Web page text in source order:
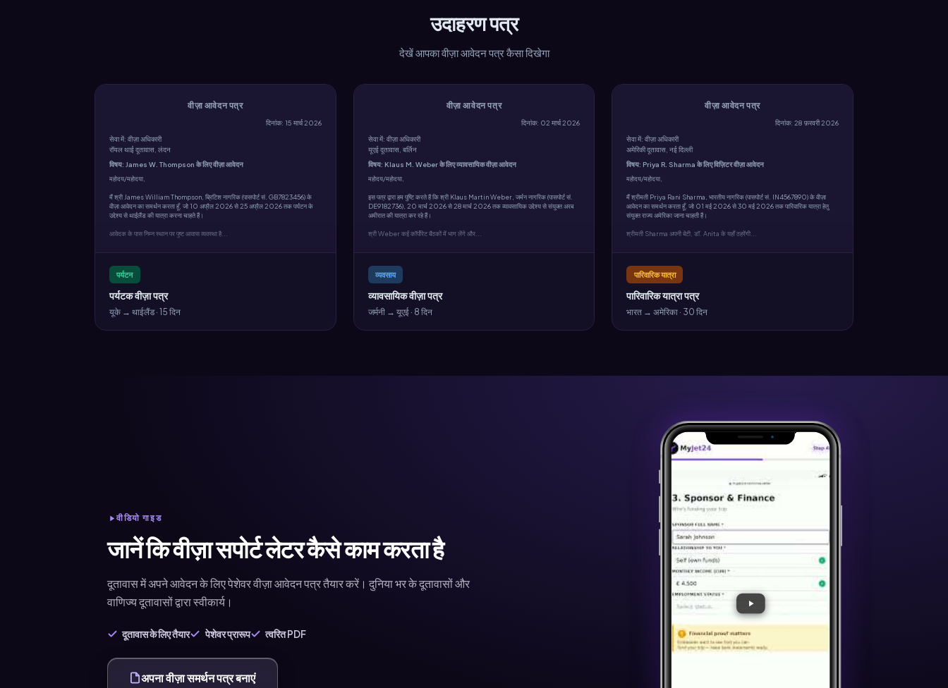
उदाहरण पत्र
देखें आपका वीज़ा आवेदन पत्र कैसा दिखेगा
वीज़ा आवेदन पत्र
दिनांक: 15 मार्च 2026
सेवा में: वीज़ा अधिकारी
रॉयल थाई दूतावास, लंदन
विषय: James W. Thompson के लिए वीज़ा आवेदन
महोदय/महोदया,
मैं श्री James William Thompson, ब्रिटिश नागरिक (पासपोर्ट सं. GB7823456) के
वीज़ा आवेदन का समर्थन करता हूँ, जो 10 अप्रैल 2026 से 25 अप्रैल 2026 तक पर्यटन के
उद्देश्य से थाईलैंड की यात्रा करना चाहते हैं।
आवेदक के पास निम्न स्थान पर पुष्ट आवास व्यवस्था है...
पर्यटन
पर्यटक वीज़ा पत्र
यूके → थाईलैंड · 15 दिन
वीज़ा आवेदन पत्र
दिनांक: 02 मार्च 2026
सेवा में: वीज़ा अधिकारी
यूएई दूतावास, बर्लिन
विषय: Klaus M. Weber के लिए व्यावसायिक वीज़ा आवेदन
महोदय/महोदया,
इस पत्र द्वारा हम पुष्टि करते हैं कि श्री Klaus Martin Weber, जर्मन नागरिक (पासपोर्ट सं.
DE9182736), 20 मार्च 2026 से 28 मार्च 2026 तक व्यावसायिक उद्देश्य से संयुक्त अरब
अमीरात की यात्रा कर रहे हैं।
श्री Weber कई कॉर्पोरेट बैठकों में भाग लेंगे और...
व्यवसाय
व्यावसायिक वीज़ा पत्र
जर्मनी → यूएई · 8 दिन
वीज़ा आवेदन पत्र
दिनांक: 28 फ़रवरी 2026
सेवा में: वीज़ा अधिकारी
अमेरिकी दूतावास, नई दिल्ली
विषय: Priya R. Sharma के लिए विज़िटर वीज़ा आवेदन
महोदय/महोदया,
मैं श्रीमती Priya Rani Sharma, भारतीय नागरिक (पासपोर्ट सं. IN4567890) के वीज़ा
आवेदन का समर्थन करता हूँ, जो 01 मई 2026 से 30 मई 2026 तक पारिवारिक यात्रा हेतु
संयुक्त राज्य अमेरिका जाना चाहती हैं।
श्रीमती Sharma अपनी बेटी, डॉ. Anita के यहाँ ठहरेंगी...
पारिवारिक यात्रा
पारिवारिक यात्रा पत्र
भारत → अमेरिका · 30 दिन
वीडियो गाइड
जानें कि वीज़ा सपोर्ट लेटर कैसे काम करता है
दूतावास में अपने आवेदन के लिए पेशेवर वीज़ा आवेदन पत्र तैयार करें। दुनिया भर के दूतावासों और
वाणिज्य दूतावासों द्वारा स्वीकार्य।
दूतावास के लिए तैयार पेशेवर प्रारूप त्वरित PDF
अपना वीज़ा समर्थन पत्र बनाएं